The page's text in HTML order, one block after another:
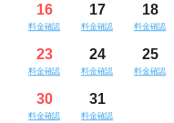
16
料金確認
17
料金確認
18
料金確認
23
料金確認
24
料金確認
25
料金確認
30
料金確認
31
料金確認